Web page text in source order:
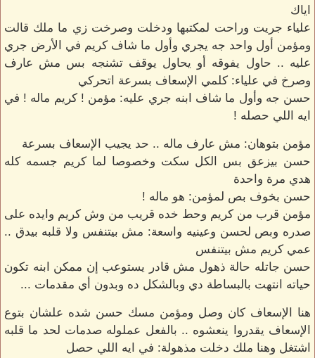
اياك
علياء جريت وراحت لمكتبها ودخلت وصرخت زي ما ملك قالت
ومؤمن أول واحد جه يجري وأول ما شاف كريم في الأرض جري
عليه .. حاول يفوقه أو يحاول يوقف تشنجه بس مش عارف
وصرخ في علياء: كلمي الإسعاف بسرعة اتحركي
حسن جه وأول ما شاف ابنه جري عليه: مؤمن ! كريم ماله ! في
ايه اللي حصله !
مؤمن بتوهان: مش عارف ماله .. حد يجيب الإسعاف بسرعة
حسن بيزعق بس الكل سكت وخصوصا لما كريم جسمه كله
هدي مرة واحدة
حسن بخوف بص لمؤمن: هو ماله !
مؤمن قرب من كريم وحط خده قريب من وش كريم وايده على
صدره وبص لحسن وعينيه واسعة: مش بيتنفس ولا قلبه بيدق ..
عمي كريم مش بيتنفس
حسن جاتله حالة ذهول مش قادر يستوعب إن ممكن ابنه تكون
حياته انتهت بالبساطة دي وبالشكل ده وبدون أي مقدمات ...
هنا الإسعاف كان وصل ومؤمن مسك حسن شده علشان بتوع
الإسعاف يقدروا ينعشوه .. بالفعل عملوله صدمات لحد ما قلبه
اشتغل وهنا ملك دخلت مذهولة: في ايه اللي حصل